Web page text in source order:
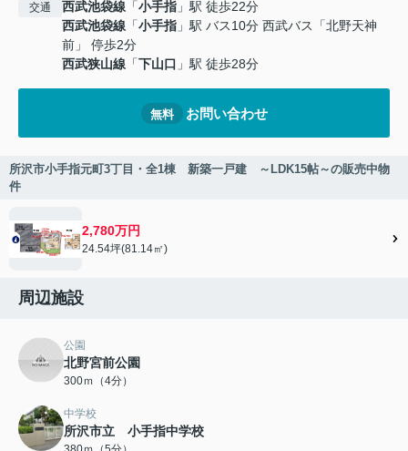
交通 西武池袋線 「小手指 」駅 徒歩22分
西武池袋線 「小手指 」駅 バス10分 西武バス「北野天神
前」 停歩2分
西武狭山線 「下山口 」駅 徒歩28分
無料 お問い合わせ
所沢市小手指元町3丁目・全1棟 新築一戸建 ～LDK15帖～の販売中物
件
2,780万円
24.54坪(81.14㎡)
周辺施設
公園
北野宮前公園
300ｍ（4分）
中学校
所沢市立 小手指中学校